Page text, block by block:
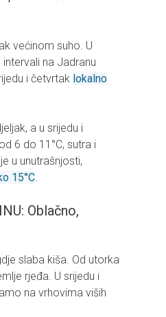
većinom suho. U
intervali na Jadranu
i četvrtak lokalno
a u srijedu i
6 do 11°C, sutra i
u unutrašnjosti,
15°C.
Oblačno,
slaba kiša. Od utorka
rjeđa. U srijedu i
na vrhovima viših